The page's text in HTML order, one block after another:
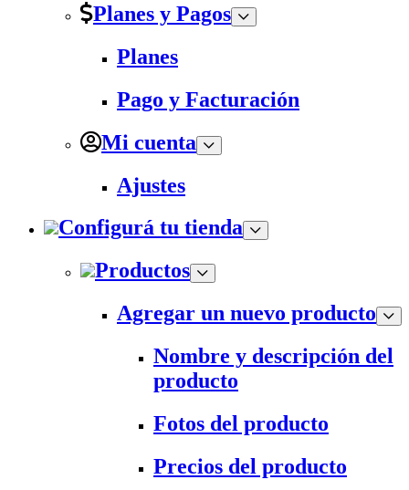
Planes y Pagos
Planes
Pago y Facturación
Mi cuenta
Ajustes
Configurá tu tienda
Productos
Agregar un nuevo producto
Nombre y descripción del
producto
Fotos del producto
Precios del producto